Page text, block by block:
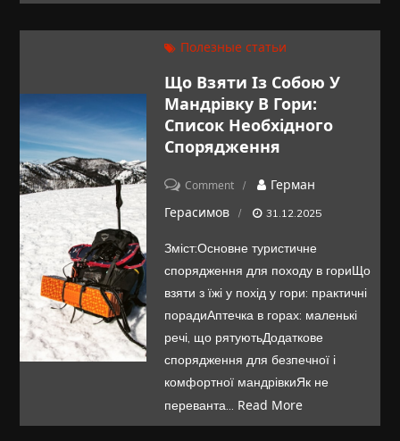
Полезные статьи
Що Взяти Із Собою У
Мандрівку В Гори:
Список Необхідного
Спорядження
Commenton
Що
мандрівку
в
гори:
список
Герман
Герасимов
31.12.2025
Зміст:Основне туристичне
спорядження для походу в гориЩо
взяти з їжі у похід у гори: практичні
порадиАптечка в горах: маленькі
речі, що рятуютьДодаткове
спорядження для безпечної і
комфортної мандрівкиЯк не
переванта… Read More